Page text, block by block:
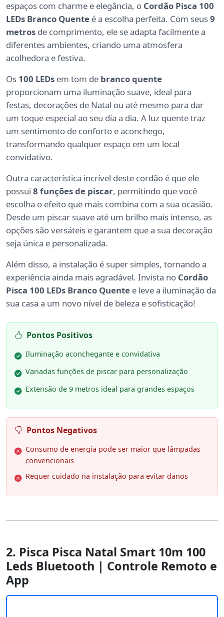
espaços com charme e elegância, o Cordão Pisca 100
LEDs Branco Quente é a escolha perfeita. Com seus9
metros de comprimento, ele se adapta facilmente a
diferentes ambientes, criando uma atmosfera
acolhedora e festiva.
Os 100 LEDs em tom de branco quente
proporcionam uma iluminação suave, ideal para
festas, decorações de Natal ou até mesmo para dar
um toque especial ao seu dia a dia. A luz quente traz
um sentimento de conforto e aconchego,
transformando qualquer espaço em um local
convidativo.
Outra característica incrível deste cordão é que ele
possui 8 funções de piscar, permitindo que você
escolha o efeito que mais combina com a sua ocasião.
Desde um piscar suave até um brilho mais intenso, as
opções são versáteis e garantem que a sua decoração
seja única e personalizada.
Além disso, a instalação é super simples, tornando a
experiência ainda mais agradável. Invista no Cordão
Pisca 100 LEDs Branco Quente e leve a iluminação da
sua casa a um novo nível de beleza e sofisticação!
Pontos Positivos
Iluminação aconchegante e convidativa
Variadas funções de piscar para personalização
Extensão de 9 metros ideal para grandes espaços
Pontos Negativos
Consumo de energia pode ser maior que lâmpadas
convencionais
Requer cuidado na instalação para evitar danos
2. Pisca Pisca Natal Smart 10m 100
Leds Bluetooth | Controle Remoto e
App